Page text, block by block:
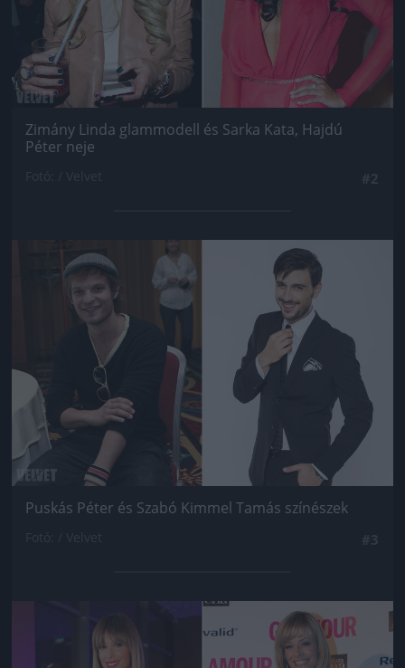
Zimány Linda glammodell és Sarka Kata, Hajdú
Péter neje
Jön még kép!
Puskás Péter és Szabó Kimmel Tamás színészek
Jön még kép!